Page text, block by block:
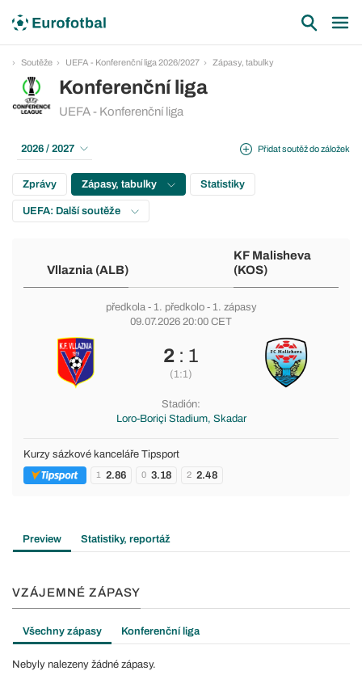
Soutěže UEFA - Konferenční liga 2026/2027 Zápasy, tabulky
Konferenční liga
UEFA - Konferenční liga
Přidat soutěž do záložek
2026 / 2027
Zprávy Zápasy, tabulky Statistiky
UEFA: Další soutěže
Vllaznia (ALB)
KF Malisheva
(KOS)
předkola- 1. předkolo- 1. zápasy
09.07.2026 20:00 CET
2: 1
(1:1)
Stadión:
Loro-Boriçi Stadium, Skadar
Kurzy sázkové kanceláře Tipsport
1 2.86 0 3.18 2 2.48
Preview Statistiky, reportáž
VZÁJEMNÉ ZÁPASY
Všechny zápasy Konferenční liga
Nebyly nalezeny žádné zápasy.